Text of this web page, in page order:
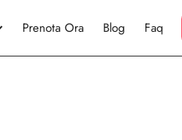
Prenota Ora Blog Faq